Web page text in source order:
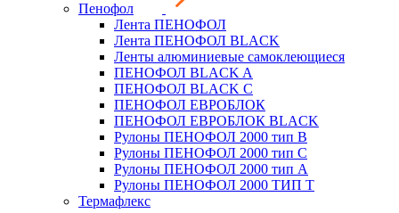
Пенофол
Лента ПЕНОФОЛ
Лента ПЕНОФОЛ BLACK
Ленты алюминиевые самоклеющиеся
ПЕНОФОЛ BLACK A
ПЕНОФОЛ BLACK С
ПЕНОФОЛ ЕВРОБЛОК
ПЕНОФОЛ ЕВРОБЛОК BLACK
Рулоны ПЕНОФОЛ 2000 тип B
Рулоны ПЕНОФОЛ 2000 тип C
Рулоны ПЕНОФОЛ 2000 тип А
Рулоны ПЕНОФОЛ 2000 ТИП Т
Термафлекс